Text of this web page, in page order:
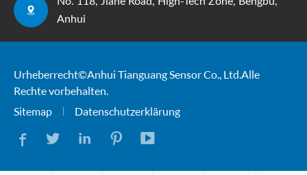

Anhui
Urheberrecht ©Anhui Tianguang Sensor Co., Ltd.Alle
Rechte vorbehalten.
Sitemap
Datenschutzerklärung
    